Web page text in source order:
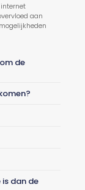
aan
de
dan de